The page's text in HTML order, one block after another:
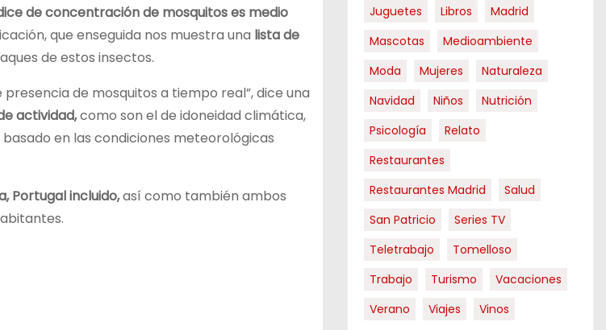
de concentración de mosquitos es medio
que enseguida nos muestra una lista de
de estos insectos.
de mosquitos a tiempo real”, dice una
actividad,como son el de idoneidad climática,
en las condiciones meteorológicas
Portugal incluido,así como también ambos
Juguetes
Libros
Madrid
Mascotas
Medioambiente
Moda
Mujeres
Naturaleza
Navidad
Niños
Nutrición
Psicología
Relato
Restaurantes
Restaurantes Madrid
Salud
San Patricio
Series TV
Teletrabajo
Tomelloso
Trabajo
Turismo
Vacaciones
Verano
Viajes Vinos